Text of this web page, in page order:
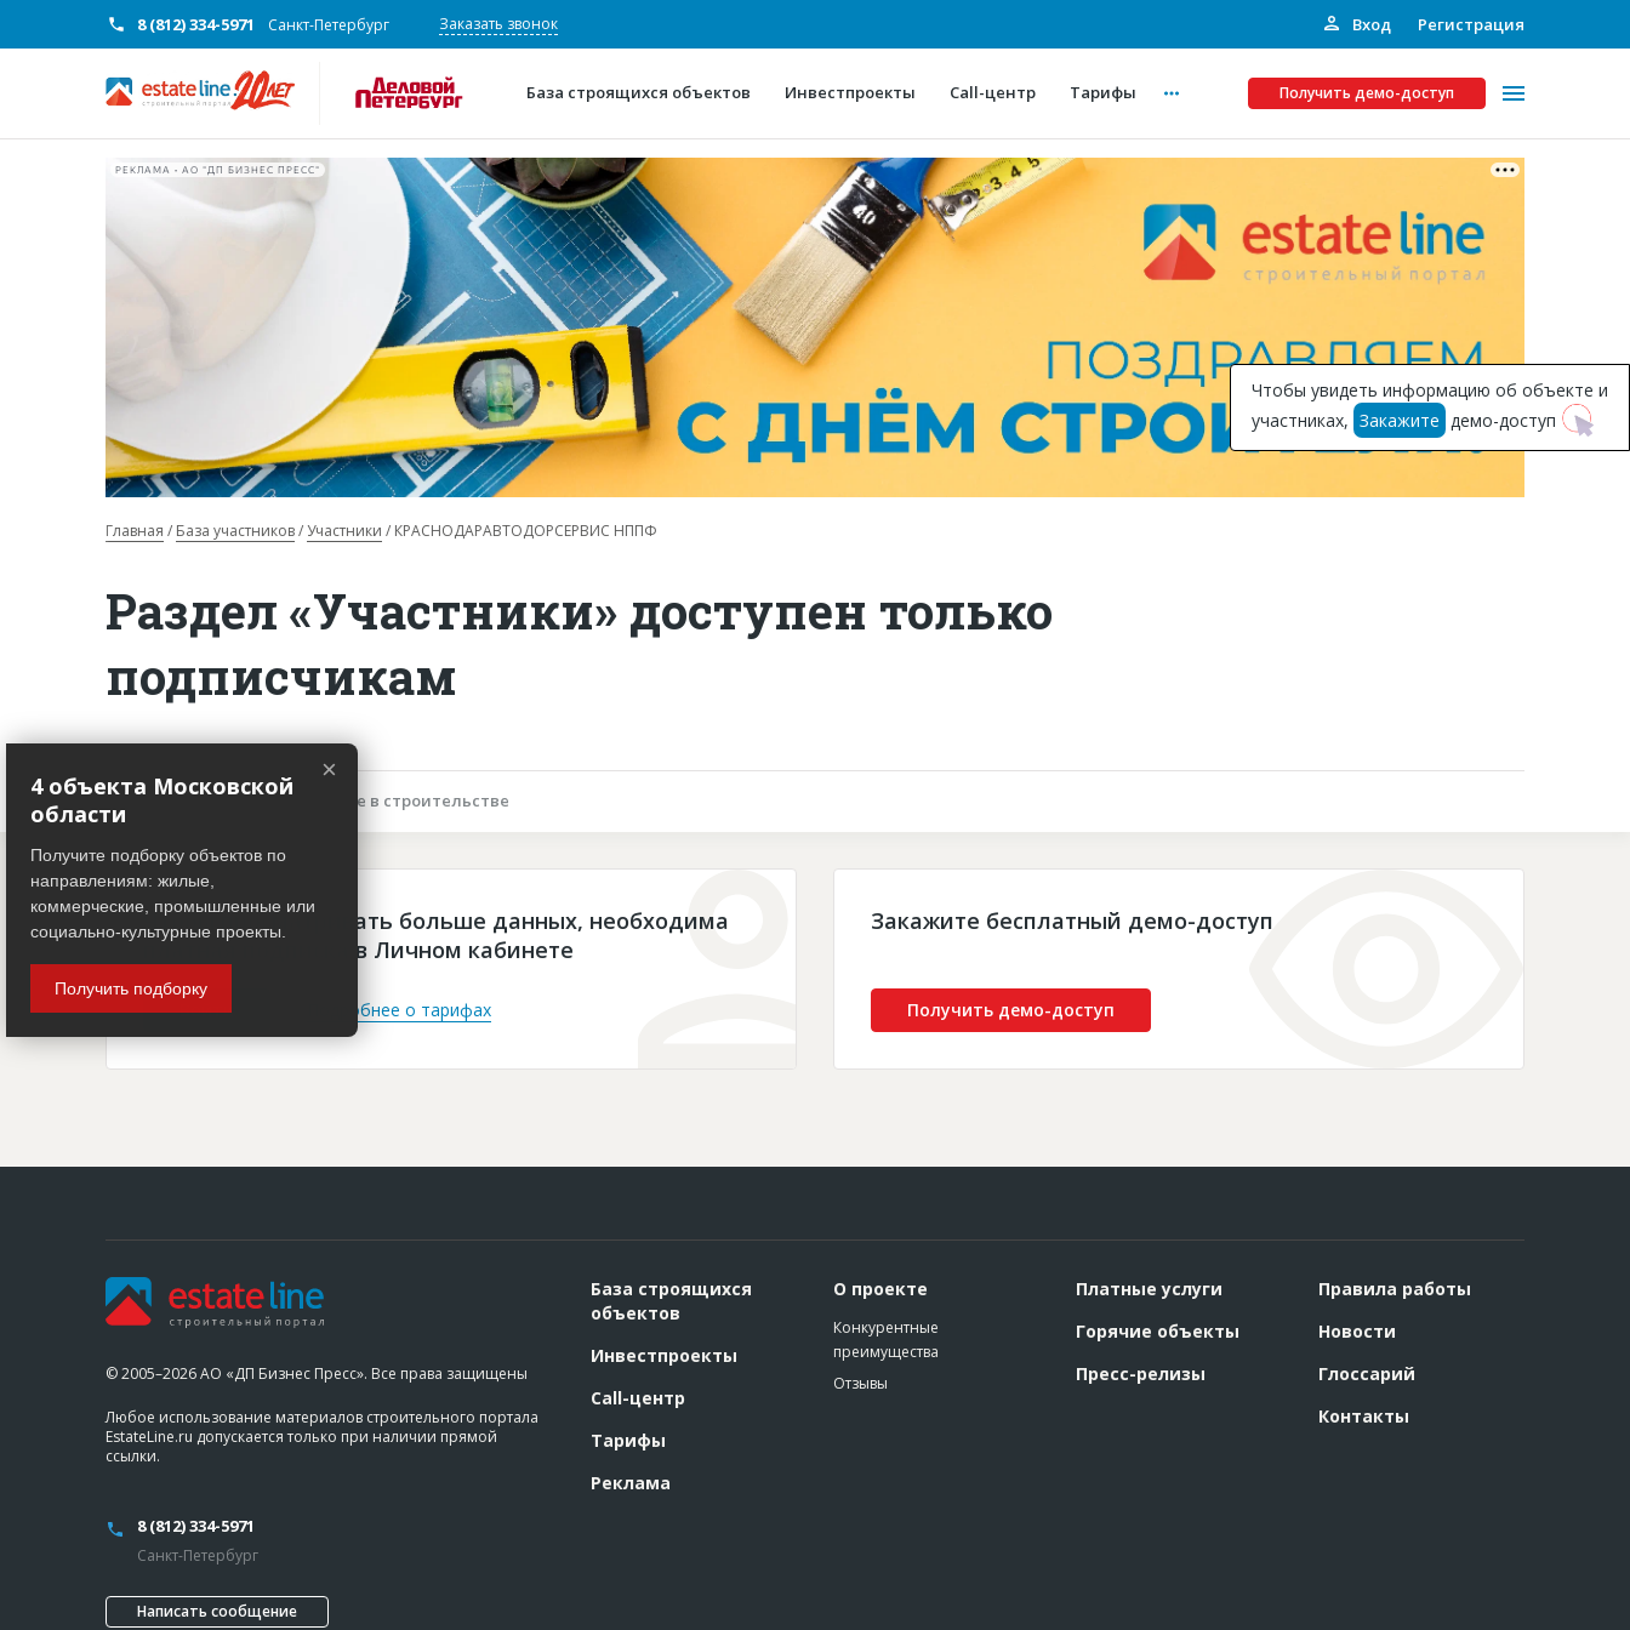
8 (812) 334-5971 Санкт-Петербург Заказать звонок Вход Регистрация
База строящихся объектов Инвестпроекты Call-центр Тарифы Получить демо-доступ
О проекте
Конкурентные преимущества
Горячие объекты
Глоссарий
Платные услуги
Рекламодателям
Инвестпроекты
Подписка на Базу
РЕКЛАМА • АО "ДП БИЗНЕС ПРЕСС"
Главная База участников Участники КРАСНОДАРАВТОДОРСЕРВИС НППФ
Раздел «Участники» доступен только
подписчикам
Описание объекта Участие в строительстве
Чтобы просматривать больше данных, необходима
платная подписка в Личном кабинете
Войти Подробнее о тарифах
Закажите бесплатный демо-доступ
Получить демо-доступ
Чтобы увидеть информацию об объекте и
участниках, Закажите демо-доступ
© 2005–2026 АО «ДП Бизнес Пресс». Все права защищены
Любое использование материалов строительного портала
EstateLine.ru допускается только при наличии прямой
ссылки.
8 (812) 334-5971
Санкт-Петербург
Написать сообщение
База строящихся
объектов
Инвестпроекты
Call-центр
Тарифы
Реклама
О проекте
Конкурентные
преимущества
Отзывы
Платные услуги
Горячие объекты
Пресс-релизы
Правила работы
Новости
Глоссарий
Контакты
×
4 объекта Московской
области
Получите подборку объектов по
направлениям: жилые,
коммерческие, промышленные или
социально-культурные проекты.
Получить подборку